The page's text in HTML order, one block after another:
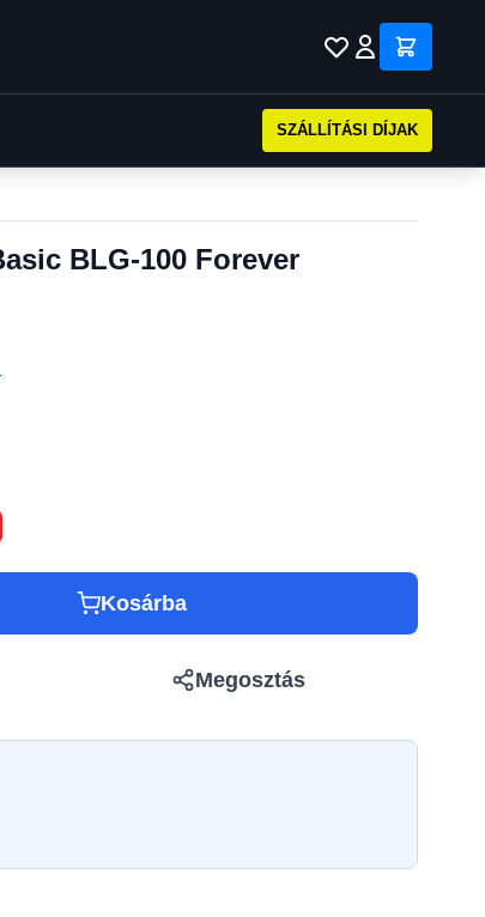
SZÁLLÍTÁSI DÍJAK
BLG-100 Forever
Kosárba
Megosztás